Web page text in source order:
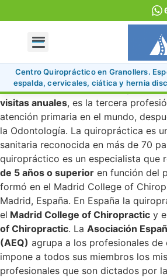
Skip
to
content
Centro Quiropráctico en Granollers.
espalda, cervicales, ciática y hernia
La Quiropráctica es reconocida por
Mundial de la Salud (O.M.S), y con
visitas anuales, es la tercera
atención primaria en el mundo,
la Odontología. La quiropráctica es
sanitaria reconocida en más de 70
quiropráctico es un especialista que
de 5 años o superior en función del
formó en el Madrid College of
Madrid, España. En España la
el Madrid College of Chiropractic y
of Chiropractic. La Asociación
(AEQ) agrupa a los profesionales de
impone a todos sus miembros los
profesionales que son dictados por la